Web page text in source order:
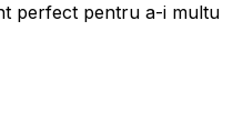
perfect pentru a-i multu